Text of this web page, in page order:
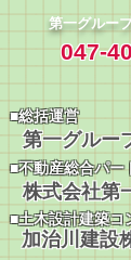
第一グルー
047-
​■総括運営
第一グルー
​■不動産総合パー
株式会社第
​■土木設計建築コ
加治川建設